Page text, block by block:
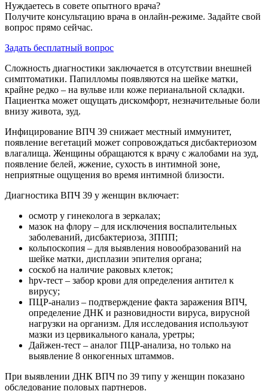
Нуждаетесь в совете опытного врача?
Получите консультацию врача в онлайн-режиме. Задайте свой
вопрос прямо сейчас.
Задать бесплатный вопрос
Сложность диагностики заключается в отсутствии внешней
симптоматики. Папилломы появляются на шейке матки,
крайне редко – на вульве или коже перианальной складки.
Пациентка может ощущать дискомфорт, незначительные боли
внизу живота, зуд.
Инфицирование ВПЧ 39 снижает местный иммунитет,
появление вегетаций может сопровождаться дисбактериозом
влагалища. Женщины обращаются к врачу с жалобами на зуд,
появление белей, жжение, сухость в интимной зоне,
неприятные ощущения во время интимной близости.
Диагностика ВПЧ 39 у женщин включает:
осмотр у гинеколога в зеркалах;
мазок на флору – для исключения воспалительных
заболеваний, дисбактериоза, ЗППП;
кольпоскопия – для выявления новообразований на
шейке матки, дисплазии эпителия органа;
соскоб на наличие раковых клеток;
hpv-тест – забор крови для определения антител к
вирусу;
ПЦР-анализ – подтверждение факта заражения ВПЧ,
определение ДНК и разновидности вируса, вирусной
нагрузки на организм. Для исследования используют
мазки из цервикального канала, уретры;
Дайжен-тест – аналог ПЦР-анализа, но только на
выявление 8 онкогенных штаммов.
При выявлении ДНК ВПЧ по 39 типу у женщин показано
обследование половых партнеров.